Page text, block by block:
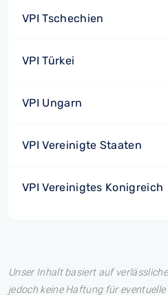
VPI Tschechien
VPI Türkei
VPI Ungarn
VPI Vereinigte Staaten
VPI Vereinigtes Konigreich
Unser Inhalt basiert auf
jedoch keine Haftung für eventuelle